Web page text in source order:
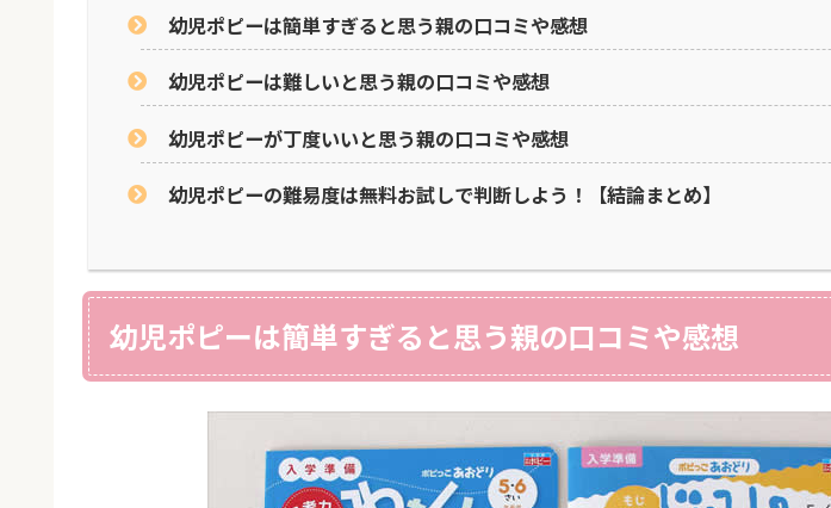
幼児ポピーは簡単すぎると思う親の口コミや感想
幼児ポピーは難しいと思う親の口コミや感想
幼児ポピーが丁度いいと思う親の口コミや感想
幼児ポピーの難易度は無料お試しで判断しよう！【結論まとめ】
幼児ポピーは簡単すぎると思う親の口コミや感想